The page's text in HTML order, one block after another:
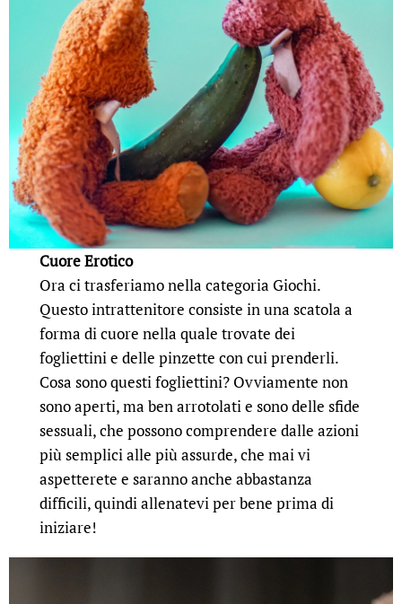
Cuore Erotico
Ora ci trasferiamo nella categoria Giochi.
Questo intrattenitore consiste in una scatola a
forma di cuore nella quale trovate dei
fogliettini e delle pinzette con cui prenderli.
Cosa sono questi fogliettini? Ovviamente non
sono aperti, ma ben arrotolati e sono delle sfide
sessuali, che possono comprendere dalle azioni
più semplici alle più assurde, che mai vi
aspetterete e saranno anche abbastanza
difficili, quindi allenatevi per bene prima di
iniziare!